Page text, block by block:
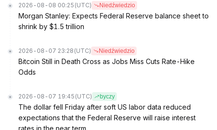
2026-08-08 00:25 (UTC) Niedźwiedzio
Morgan Stanley: Expects Federal Reserve balance sheet to
shrink by $1.5 trillion
2026-08-07 23:28 (UTC) Niedźwiedzio
Bitcoin Still in Death Cross as Jobs Miss Cuts Rate-Hike
Odds
2026-08-07 19:45 (UTC) byczy
The dollar fell Friday after soft US labor data reduced
expectations that the Federal Reserve will raise interest
rates in the near term.